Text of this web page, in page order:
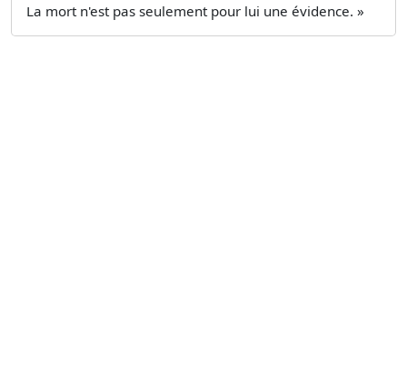
La mort n'est pas seulement pour lui une évidence. »